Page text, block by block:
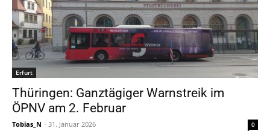
Erfurt
Thüringen: Ganztägiger Warnstreik im
ÖPNV am 2. Februar
Tobias_N - 31. Januar 2026 0